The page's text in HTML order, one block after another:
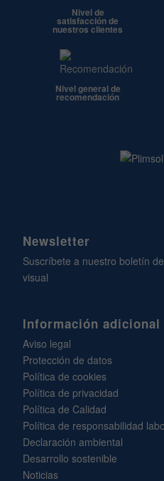
Nivel de
satisfacción de
nuestros clientes
Nivel general de
recomendación
Newsletter
Suscríbete a nuestro boletín
visual
Información adicional
Aviso legal
Protección de datos
Política de cookies
Política de privacidad
Política de Calidad
Política de responsabilidad
Declaración ambiental
Desarrollo sostenible
Noticias